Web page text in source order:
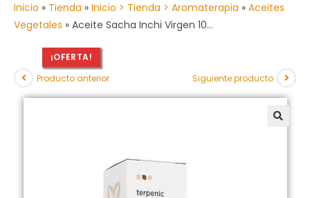
Inicio » Tienda » Inicio > Tienda > Aromaterapia » Aceites
Vegetales » Aceite Sacha Inchi Virgen 10…
¡OFERTA!
Producto anterior
Siguiente producto